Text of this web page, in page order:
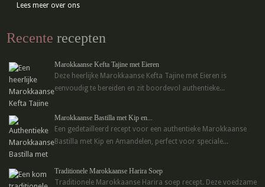
Lees meer over ons
Recente recepten
Marokkaanse Kefta Tajine met Eieren
Deze heerlijke Marokkaanse Kefta Tajine met Eieren is
eenvoudig te bereiden en zit boordevol authentieke...
Marokkaanse Bastilla met Kip en...
Een gedetailleerd recept voor een authentieke Marokkaanse
Bastilla met Kip en Amandelen, perfect voor speciale...
Traditionele Marokkaanse Harira Soep
Traditionele Marokkaanse Harira soep recept. Deze voedzame